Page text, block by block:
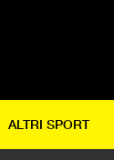
ALTRI SPORT